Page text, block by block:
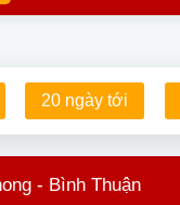
20 ngày tới
- Bình Thuận